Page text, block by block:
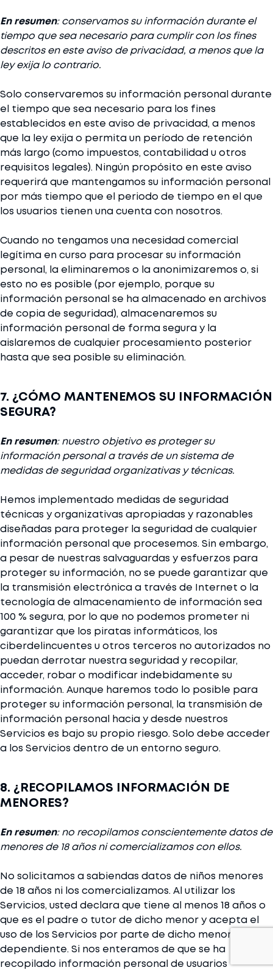
En resumen: conservamos su información durante el
tiempo que sea necesario para cumplir con los fines
descritos en este aviso de privacidad, a menos que la
ley exija lo contrario.
Solo conservaremos su información personal durante
el tiempo que sea necesario para los fines
establecidos en este aviso de privacidad, a menos
que la ley exija o permita un período de retención
más largo (como impuestos, contabilidad u otros
requisitos legales). Ningún propósito en este aviso
requerirá que mantengamos su información personal
por más tiempo que el periodo de tiempo en el que
los usuarios tienen una cuenta con nosotros.
Cuando no tengamos una necesidad comercial
legítima en curso para procesar su información
personal, la eliminaremos o la anonimizaremos o, si
esto no es posible (por ejemplo, porque su
información personal se ha almacenado en archivos
de copia de seguridad), almacenaremos su
información personal de forma segura y la
aislaremos de cualquier procesamiento posterior
hasta que sea posible su eliminación.
7. ¿CÓMO MANTENEMOS SU INFORMACIÓN
SEGURA?
En resumen: nuestro objetivo es proteger su
información personal a través de un sistema de
medidas de seguridad organizativas y técnicas.
Hemos implementado medidas de seguridad
técnicas y organizativas apropiadas y razonables
diseñadas para proteger la seguridad de cualquier
información personal que procesemos. Sin embargo,
a pesar de nuestras salvaguardas y esfuerzos para
proteger su información, no se puede garantizar que
la transmisión electrónica a través de Internet o la
tecnología de almacenamiento de información sea
100 % segura, por lo que no podemos prometer ni
garantizar que los piratas informáticos, los
ciberdelincuentes u otros terceros no autorizados no
puedan derrotar nuestra seguridad y recopilar,
acceder, robar o modificar indebidamente su
información. Aunque haremos todo lo posible para
proteger su información personal, la transmisión de
información personal hacia y desde nuestros
Servicios es bajo su propio riesgo. Solo debe acceder
a los Servicios dentro de un entorno seguro.
8. ¿RECOPILAMOS INFORMACIÓN DE
MENORES?
En resumen: no recopilamos conscientemente datos de
menores de 18 años ni comercializamos con ellos.
No solicitamos a sabiendas datos de niños menores
de 18 años ni los comercializamos. Al utilizar los
Servicios, usted declara que tiene al menos 18 años o
que es el padre o tutor de dicho menor y acepta el
uso de los Servicios por parte de dicho menor
dependiente. Si nos enteramos de que se ha
recopilado información personal de usuarios